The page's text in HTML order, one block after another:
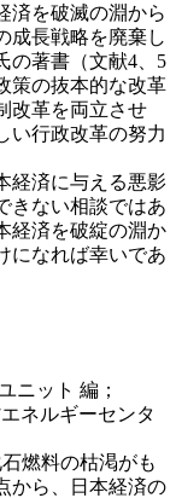
済を破滅の淵から
成長戦略を廃棄し
の著書（文献4、5
策の抜本的な改革
改革を両立させ
い行政改革の努力
経済に与える悪影
きない相談ではあ
経済を破綻の淵か
になれば幸いであ
ニット 編；
ネルギーセンタ
燃料の枯渇がも
から、日本経済の